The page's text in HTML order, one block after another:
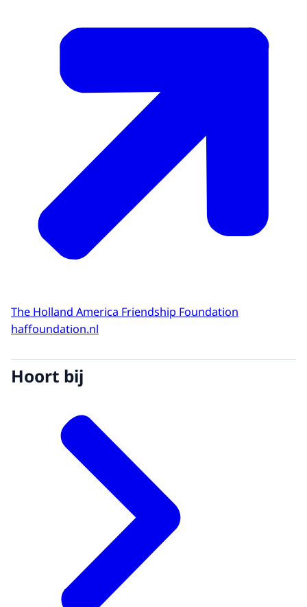
The Holland America Friendship Foundation
haffoundation.nl
Hoort bij